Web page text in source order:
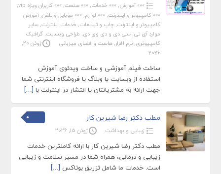
»»» آموزش, »»» خدمات, »»» صنعت, »»» کاربران ویژه vip
,
»»» کامپیوتر و اینترنت, »»» لوازم, »»» موبایل و تلفن,آموزش
کامپیوتر و اینترنت, چاپ و تبلیغات, خدمات اینترنت, سایر
موارد آی تی, سی دی و دی وی دی, طراحی وبسایت, گرافیک
کامپیوتری, نرم افزار, هاست و فضای میزبانی
ژوئن 20,
2026
ساخت فیلم آموزشی و ساخت ویدئوی آموزش
استفاده از وبسایت یا وبلاگ یا فروشگاه اینترنتی شما
جهت ارائه به مشتریانتان یا انتشار در اینترنت با […]
مطب دکتر رضا شیرین کار
زیبایی و بهداشت ژوئن 15, 2026
مطب دکتر رضا شیرین کار با ارائه کاملترین خدمات
زیبایی و درمانی، همراه شما در مسیر سلامت و زیبایی
است. خدمات ما شامل تزریق بوتاکس […]